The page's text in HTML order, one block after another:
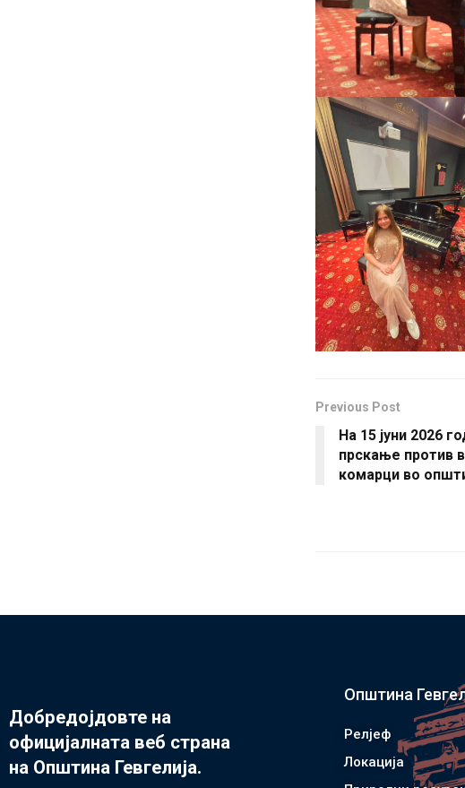
Previous Post
На 15 јуни 2026
прскање против
комарци во
Добредојдовте на
официјалната веб страна
на Општина Гевгелија.
Општина
Релјеф
Локација